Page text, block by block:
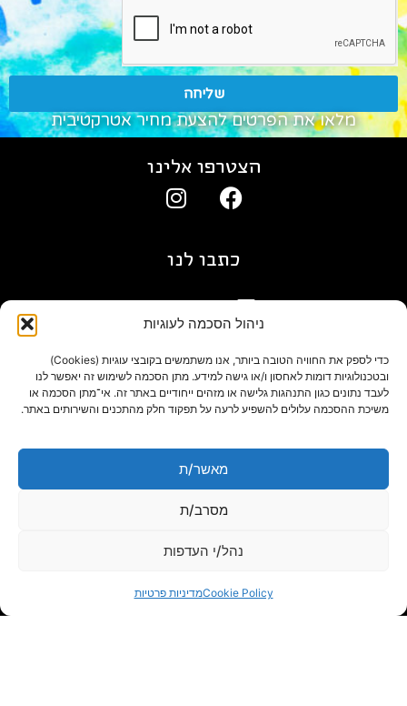
ניהול הסכמה לעוגיות
כדי לספק את החוויה הטובה ביותר, אנו משתמשים בקובצי עוגיות (Cookies)
ובטכנולוגיות דומות לאחסון ו/או גישה למידע. מתן הסכמה לשימוש זה יאפשר לנו
לעבד נתונים כגון התנהגות גלישה או מזהים ייחודיים באתר זה. אי־מתן הסכמה או
משיכת ההסכמה עלולים להשפיע לרעה על תפקוד חלק מהתכנים והשירותים באתר.
מאשר/ת
מסרב/ת
נהל/י העדפות
Cookie Policyמדיניות פרטיות
שליחה
מלאו את הפרטים להצעת מחיר אטרקטיבית
פרטי התקשרות
09-7412718
כתבו לנו
gil@agn.co.il
הצטרפו אלינו